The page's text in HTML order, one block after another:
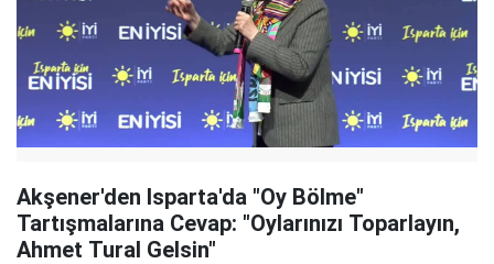
Akşener'den Isparta'da "Oy Bölme"
Tartışmalarına Cevap: "Oylarınızı Toparlayın,
Ahmet Tural Gelsin"